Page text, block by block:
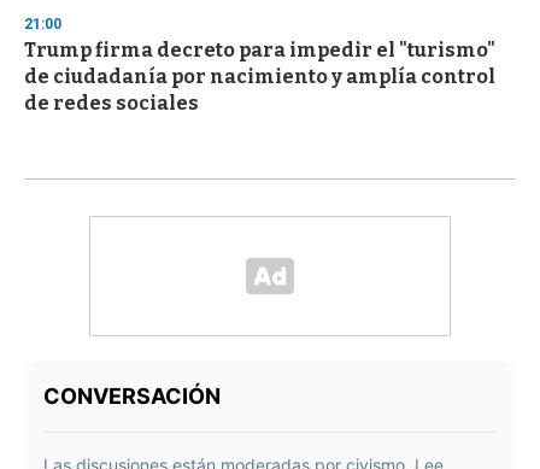
21:00
Trump firma decreto para impedir el "turismo"
de ciudadanía por nacimiento y amplía control
de redes sociales